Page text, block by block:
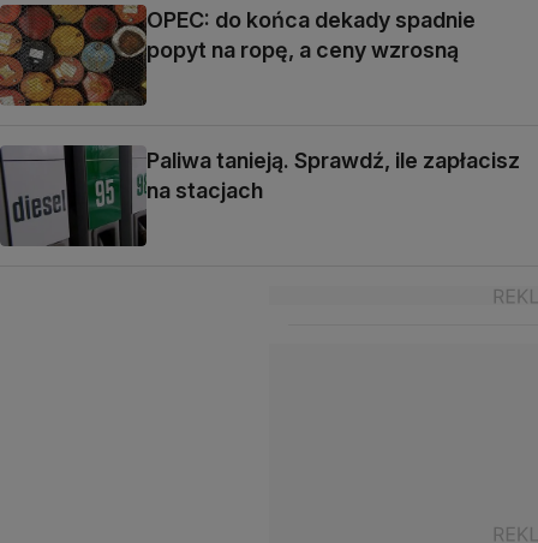
OPEC: do końca dekady spadnie
popyt na ropę, a ceny wzrosną
Paliwa tanieją. Sprawdź, ile zapłacisz
na stacjach